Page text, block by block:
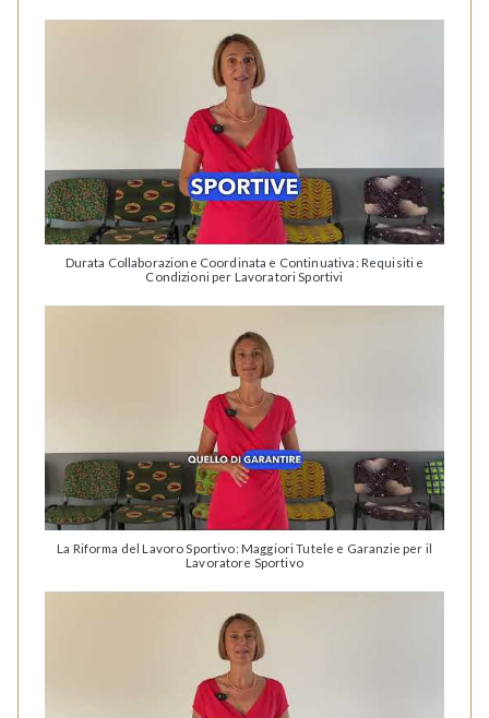
Durata Collaborazione Coordinata e Continuativa: Requisiti e
Condizioni per Lavoratori Sportivi
La Riforma del Lavoro Sportivo: Maggiori Tutele e Garanzie per il
Lavoratore Sportivo